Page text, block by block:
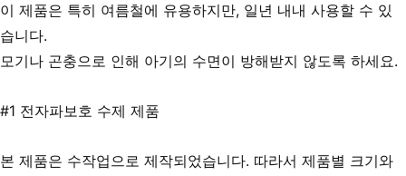
이 제품은 특히 여름철에 유용하지만, 일년 내내 사용할 수 있
습니다.
모기나 곤충으로 인해 아기의 수면이 방해받지 않도록 하세요.
#1 전자파보호 수제 제품
본 제품은 수작업으로 제작되었습니다. 따라서 제품별 크기와